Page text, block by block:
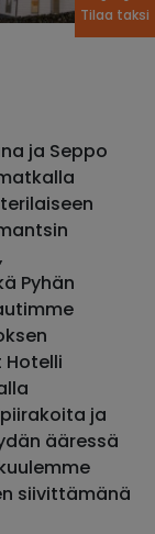
Tilaa taksi
ja Seppo
Pyhän
ja
ääressä
siivittämänä